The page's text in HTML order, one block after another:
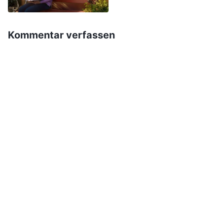
durch Schmerzen gehärtet werden. Erst dann
werden sie aufhören, zügellos zu sein, und zu
Kommentar verfassen